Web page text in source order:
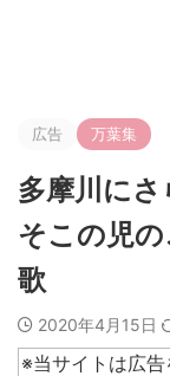
広告 万葉集
多摩川に
そこの児
歌
2020年4月15日
※当サイトは広